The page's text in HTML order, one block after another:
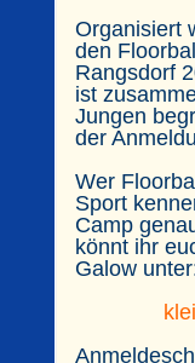
Organisiert
den
Rangsdorf
ist
Jungen
der
Wer
Sport
Camp
könnt ihr
Galow